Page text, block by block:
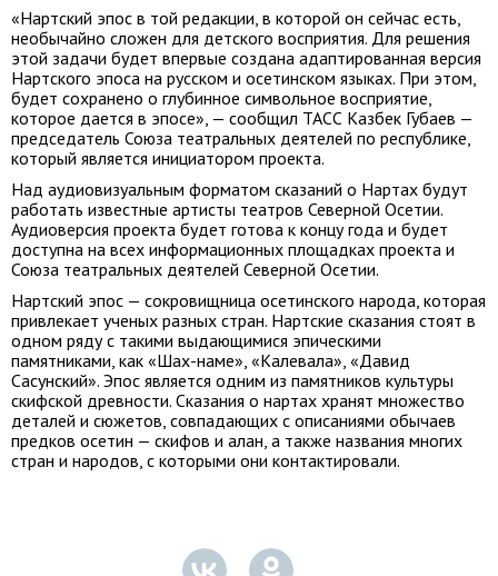
«Нартский эпос в той редакции, в которой он сейчас есть,
необычайно сложен для детского восприятия. Для решения
этой задачи будет впервые создана адаптированная версия
Нартского эпоса на русском и осетинском языках. При этом,
будет сохранено о глубинное символьное восприятие,
которое дается в эпосе», — сообщил ТАСС Казбек Губаев —
председатель Союза театральных деятелей по республике,
который является инициатором проекта.
Над аудиовизуальным форматом сказаний о Нартах будут
работать известные артисты театров Северной Осетии.
Аудиоверсия проекта будет готова к концу года и будет
доступна на всех информационных площадках проекта и
Союза театральных деятелей Северной Осетии.
Нартский эпос — сокровищница осетинского народа, которая
привлекает ученых разных стран. Нартские сказания стоят в
одном ряду с такими выдающимися эпическими
памятниками, как «Шах-наме», «Калевала», «Давид
Сасунский». Эпос является одним из памятников культуры
скифской древности. Сказания о нартах хранят множество
деталей и сюжетов, совпадающих с описаниями обычаев
предков осетин — скифов и алан, а также названия многих
стран и народов, с которыми они контактировали.